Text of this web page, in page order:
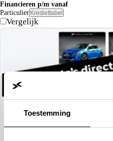
Toestemming
Financieren p/m vanaf
Particulier Krediettabel
Vergelijk